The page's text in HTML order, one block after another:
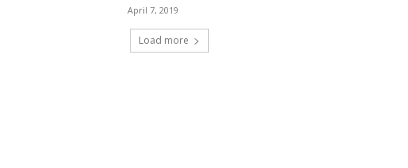
April 7, 2019
Load more